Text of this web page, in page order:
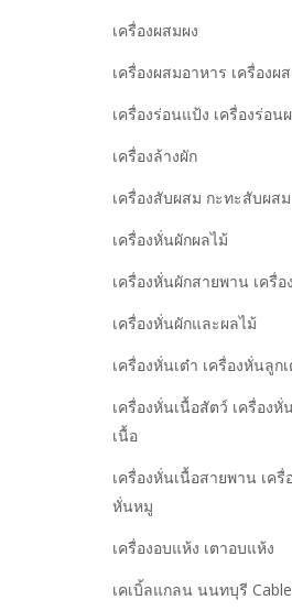
เครื่องผสมผง
เครื่องผสมอาหาร เครื่องผ
เครื่องร่อนแป้ง เครื่องร่อน
เครื่องล้างผัก
เครื่องสับผสม กะทะสับผสม
เครื่องหั่นผักผลไม้
เครื่องหั่นผักสายพาน เครื่
เครื่องหั่นผักและผลไม้
เครื่องหั่นเต๋า เครื่องหั่นลูก
เครื่องหั่นเนื้อสัตว์ เครื่องหั่
เนื้อ
เครื่องหั่นเนื้อสายพาน เครื่
หั่นหมู
เครื่องอบแห้ง เตาอบแห้ง
เคเบิ้ลแกลน นนทบุรี